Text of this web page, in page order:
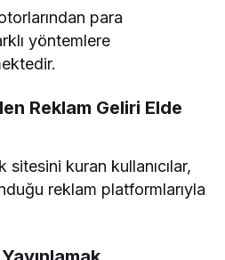
para
yöntemlere
Reklam Geliri Elde
kuran kullanıcılar,
reklam platformlarıyla